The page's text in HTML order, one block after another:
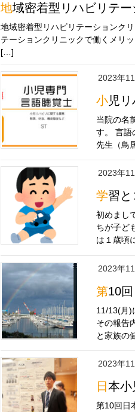
地域密着型リハビリテ
地域密着型リハビリテーションク
テーションクリニックで働くメリ
[…]
2023年
小
当院の名
す。 言語
先生（鳥
2023年
学習
初めまし
ちが子ど
は１歳頃
2023年
第
11/13(月)
その報告
と家族の
2023年
日本
第10回日